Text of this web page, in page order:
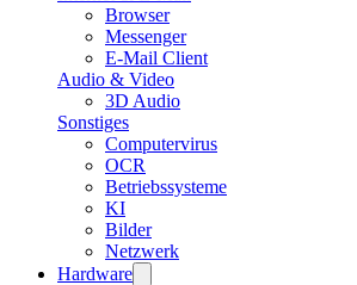
Browser
Messenger
E-Mail Client
Audio & Video
3D Audio
Sonstiges
Computervirus
OCR
Betriebssysteme
KI
Bilder
Netzwerk
Hardware